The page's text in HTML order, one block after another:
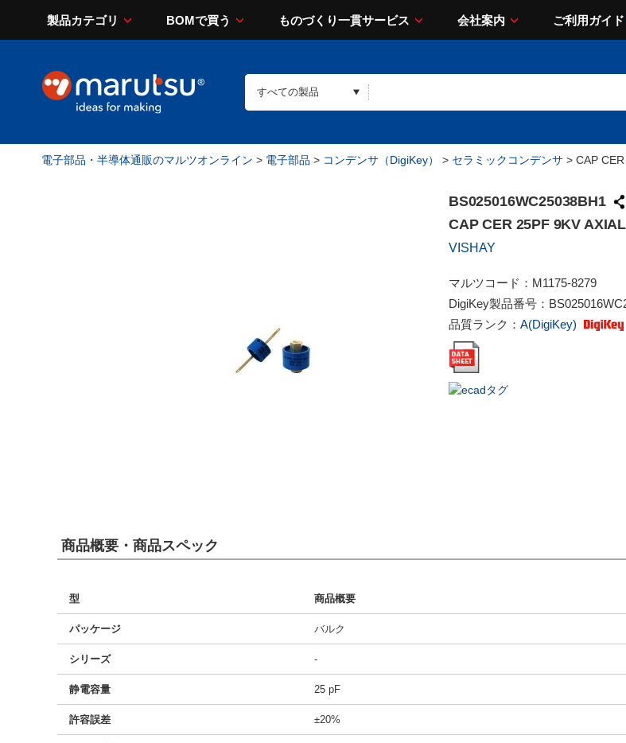
製品カテゴリ BOMで買う ものづくり一貫サービス 会社案内 ご利用ガイド
電子部品・半導体通販のマルツオンライン > 電子部品 > コンデンサ（DigiKey） > セラミックコンデンサ > CAP
BS025016WC25038BH1
CAP CER 25PF 9KV AXIAL
VISHAY
マルツコード： M1175-8279
DigiKey製品番号：
品質ランク： A(DigiKey)
商品概要・商品スペック
型 商品概要
パッケージ バルク
シリーズ -
静電容量 25 pF
許容誤差 ±20%